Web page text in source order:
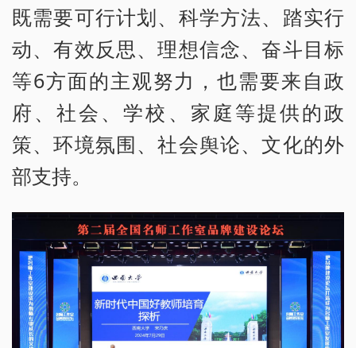
既需要可行计划、科学方法、踏实行
动、有效反思、理想信念、奋斗目标
等6方面的主观努力，也需要来自政
府、社会、学校、家庭等提供的政
策、环境氛围、社会舆论、文化的外
部支持。